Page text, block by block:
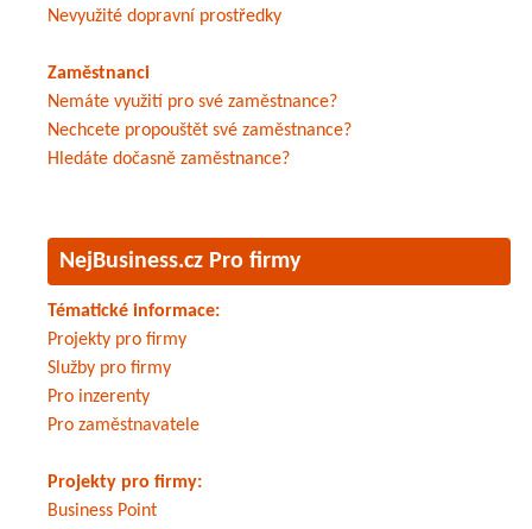
Nevyužité dopravní prostředky
Zaměstnanci
Nemáte využití pro své zaměstnance?
Nechcete propouštět své zaměstnance?
Hledáte dočasně zaměstnance?
NejBusiness.cz Pro firmy
Tématické informace:
Projekty pro firmy
Služby pro firmy
Pro inzerenty
Pro zaměstnavatele
Projekty pro firmy:
Business Point